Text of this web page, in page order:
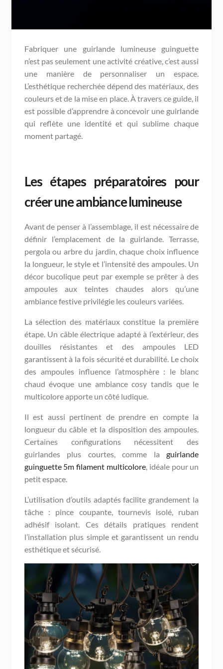
Fabriquer une guirlande lumineuse guinguette
n’est pas seulement une activité créative, c’est aussi
une manière de personnaliser un espace.
L’esthétique recherchée dépend des matériaux, des
couleurs et de la mise en place. À travers ce guide, il
est possible d’apprendre à concevoir une guirlande
qui reflète une identité et qui sublime chaque
moment partagé.
Les étapes préparatoires pour
créer une ambiance lumineuse
Avant de penser à l’assemblage, il est nécessaire de
définir l’emplacement de la guirlande. Terrasse,
pergola ou arbre du jardin, chaque choix influence
la longueur, le style et l’intensité des ampoules. Un
décor bucolique peut par exemple se prêter à des
ampoules aux teintes chaudes alors qu’une
ambiance festive privilégie les couleurs variées.
La sélection des matériaux constitue la première
étape. Un câble électrique adapté à l’extérieur, des
douilles résistantes et des ampoules LED
garantissent à la fois sécurité et durabilité. Le choix
des ampoules influence l’atmosphère : le blanc
chaud évoque une ambiance cosy tandis que le
multicolore apporte un côté ludique.
Il est aussi pertinent de prendre en compte la
longueur du câble et la disposition des ampoules.
Certaines configurations nécessitent des
guirlandes plus courtes, comme laguirlande
guinguette 5m filament multicolore, idéale pour un
petit espace.
L’utilisation d’outils adaptés facilite grandement la
tâche : pince coupante, tournevis isolé, ruban
adhésif isolant. Ces détails pratiques rendent
l’installation plus simple et garantissent un rendu
esthétique et sécurisé.